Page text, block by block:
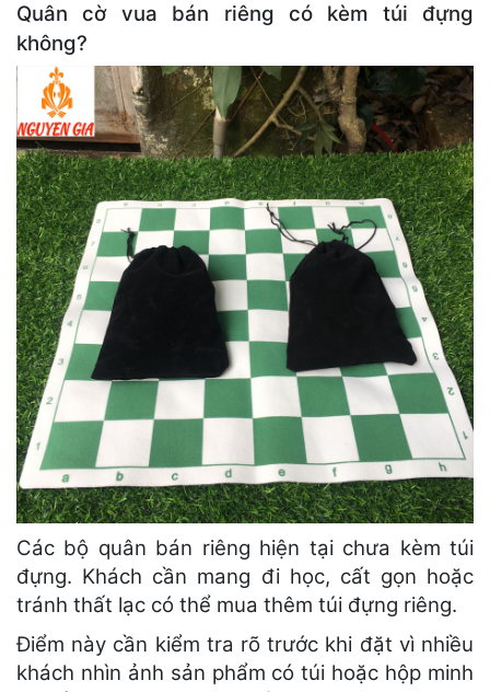
Quân cờ vua bán riêng có kèm túi đựng
không?
Các bộ quân bán riêng hiện tại chưa kèm túi
đựng. Khách cần mang đi học, cất gọn hoặc
tránh thất lạc có thể mua thêm túi đựng riêng.
Điểm này cần kiểm tra rõ trước khi đặt vì nhiều
khách nhìn ảnh sản phẩm có túi hoặc hộp minh